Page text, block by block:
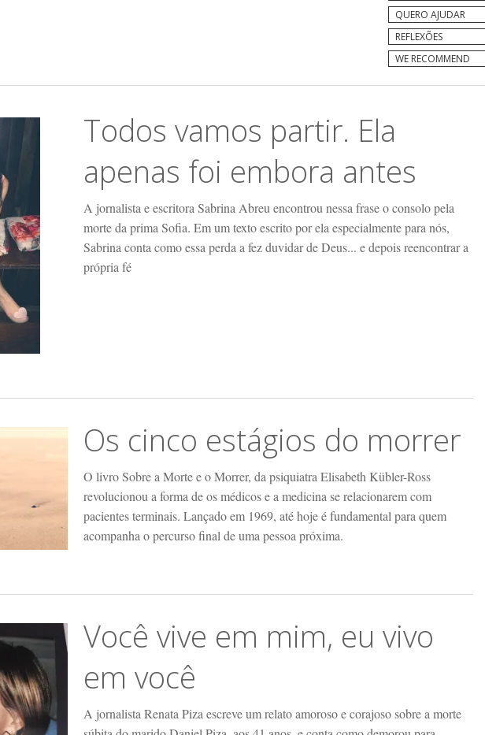
QUERO AJUDAR
REFLEXÕES
WE RECOMMEND
Todos vamos partir. Ela
apenas foi embora antes
A jornalista e escritora Sabrina Abreu encontrou nessa frase o consolo pela
morte da prima Sofia. Em um texto escrito por ela especialmente para nós,
Sabrina conta como essa perda a fez duvidar de Deus... e depois reencontrar a
própria fé
Os cinco estágios do morrer
O livro Sobre a Morte e o Morrer, da psiquiatra Elisabeth Kübler-Ross
revolucionou a forma de os médicos e a medicina se relacionarem com
pacientes terminais. Lançado em 1969, até hoje é fundamental para quem
acompanha o percurso final de uma pessoa próxima.
Você vive em mim, eu vivo
em você
A jornalista Renata Piza escreve um relato amoroso e corajoso sobre a morte